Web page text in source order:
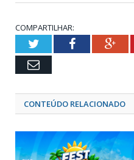
COMPARTILHAR:
TwitterFacebook
Email
CONTEÚDO RELACIONADO